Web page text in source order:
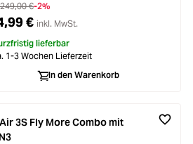
249,00 €-2%
€ inkl. MwSt.
lieferbar
1-3 Wochen Lieferzeit
In den Warenkorb
3S Fly More Combo mit